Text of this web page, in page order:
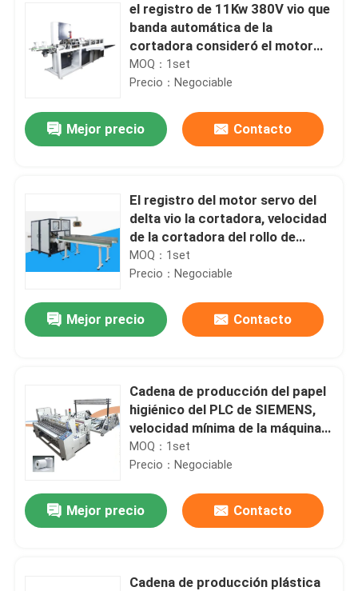
el registro de 11Kw 380V vio que
banda automática de la
cortadora consideró el motor
servo del DELTA del cortador
MOQ：1set
Precio：Negociable
Mejor precio Contacto
El registro del motor servo del
delta vio la cortadora, velocidad
de la cortadora del rollo de
retrete
MOQ：1set
Precio：Negociable
Mejor precio Contacto
Cadena de producción del papel
higiénico del PLC de SIEMENS,
velocidad mínima de la máquina
250m/el rebobinar del papel
higiénico
MOQ：1set
Precio：Negociable
Mejor precio Contacto
Cadena de producción plástica